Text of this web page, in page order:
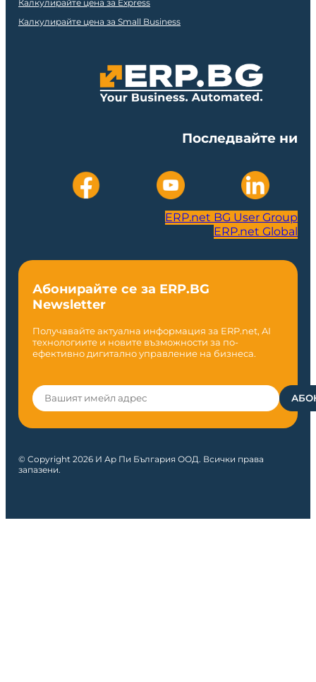
Калкулирайте цена за Express
Калкулирайте цена за Small Business
Последвайте ни
ERP.net BG User Group
ERP.net Global
Абонирайте се за ERP.BG
Newsletter
Получавайте актуална информация за ERP.net, AI
технологиите и новите възможности за по-
ефективно дигитално управление на бизнеса.
© Copyright 2026 И Ар Пи България ООД. Всички права
запазени.